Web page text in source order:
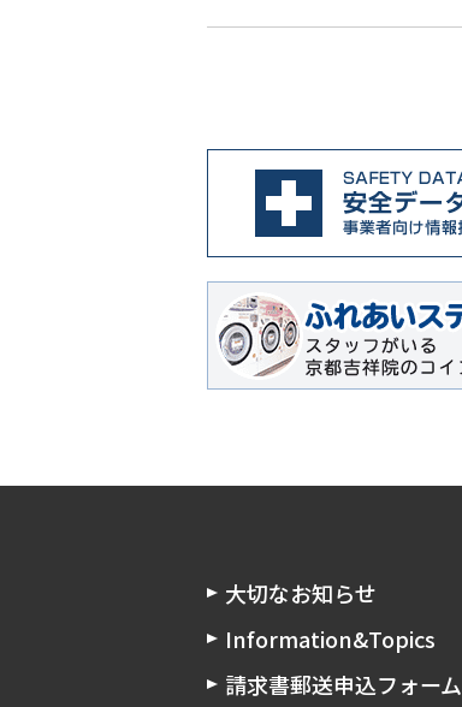
大切なお知らせ
Information&Topics
請求書郵送申込フォーム